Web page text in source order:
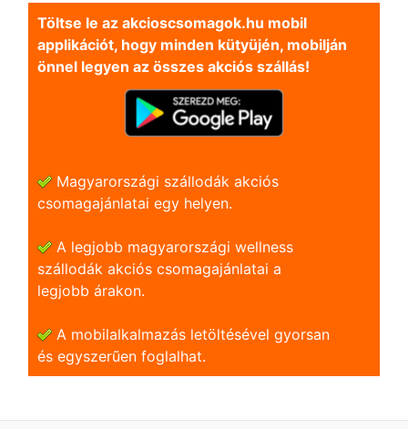
Töltse le az akcioscsomagok.hu mobil
applikációt, hogy minden kütyüjén, mobilján
önnel legyen az összes akciós szállás!
Magyarországi szállodák akciós
csomagajánlatai egy helyen.
A legjobb magyarországi wellness
szállodák akciós csomagajánlatai a
legjobb árakon.
A mobilalkalmazás letöltésével gyorsan
és egyszerũen foglalhat.